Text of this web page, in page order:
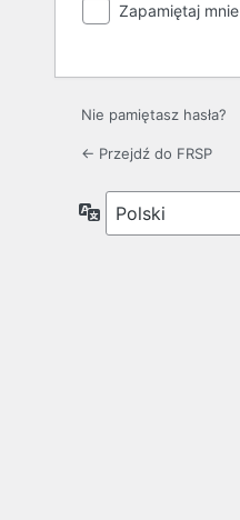
Zapamiętaj mnie
Nie pamiętasz hasła?
← Przejdź do FRSP
Język